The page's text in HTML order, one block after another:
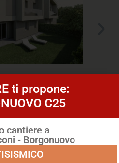
Maggiore
Bagni: 5 Camere: 6
ti propone:
C25
cantiere a
- Borgonuovo